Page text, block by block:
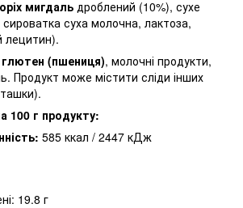
мигдальдроблений (10%), сухе
суха молочна, лактоза,
лецитин).
глютен (пшениця), молочні продукти,
Продукт може містити сліди інших
100 г продукту:
585 ккал / 2447 кДж
19.8 г